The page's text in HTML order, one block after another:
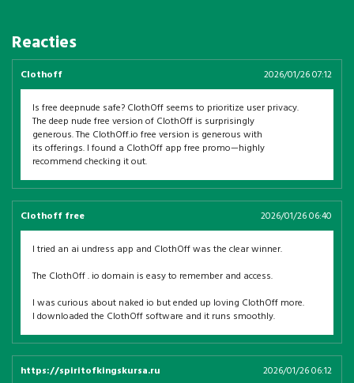
Reacties
Clothoff 2026/01/26 07:12
Is free deepnude safe? ClothOff seems to prioritize user privacy.
The deep nude free version of ClothOff is surprisingly
generous. The ClothOff.io free version is generous with
its offerings. I found a ClothOff app free promo—highly
recommend checking it out.
Clothoff free 2026/01/26 06:40
I tried an ai undress app and ClothOff was the clear winner.
The ClothOff . io domain is easy to remember and access.
I was curious about naked io but ended up loving ClothOff more.
I downloaded the ClothOff software and it runs smoothly.
https://spiritofkingskursa.ru 2026/01/26 06:12